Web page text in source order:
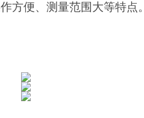
方便、测量范围大等特点。